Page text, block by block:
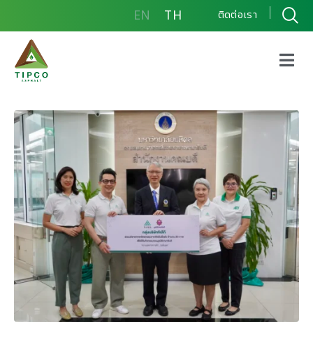
EN TH ติดต่อเรา
กลุ่มบริษัททิปโก้ ร่วมบริจาค
ภาพจิตรกรรมจากศิลปินชื่อ
ดังแด่มูลนิธิรามาธิบดี